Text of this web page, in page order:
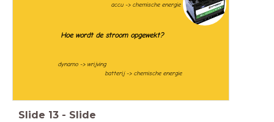
accu -> chemische energie
batterij -> chemische energie
dynamo -> wrijving
Hoe wordt de stroom opgewekt?
Slide 13 - Slide